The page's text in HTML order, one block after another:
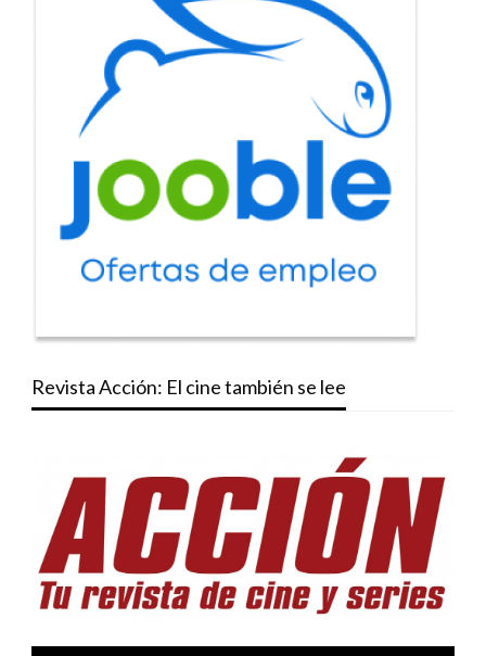
Revista Acción: El cine también se lee